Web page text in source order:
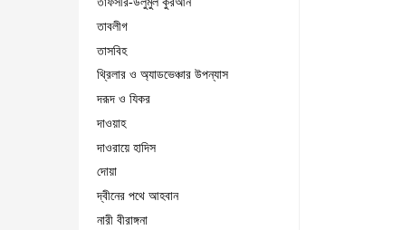
তাবলীগ
তাসবিহ
থ্রিলার ও অ্যাডভেঞ্চার উপন্যাস
দরূদ ও যিকর
দাওয়াহ
দাওরায়ে হাদিস
দোয়া
দ্বীনের পথে আহবান
নারী বীরাঙ্গনা